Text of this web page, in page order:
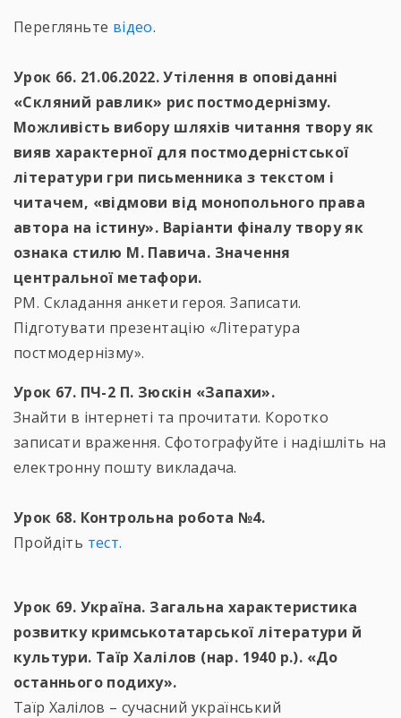
Перегляньте відео.
Урок 66. 21.06.2022. Утілення в оповіданні
«Скляний равлик» рис постмодернізму.
Можливість вибору шляхів читання твору як
вияв характерної для постмодерністської
літератури гри письменника з текстом і
читачем, «відмови від монопольного права
автора на істину». Варіанти фіналу твору як
ознака стилю М. Павича. Значення
центральної метафори.
РМ. Складання анкети героя. Записати.
Підготувати презентацію «Література
постмодернізму».
Урок 67. ПЧ-2 П. Зюскін «Запахи».
Знайти в інтернеті та прочитати. Коротко
записати враження. Сфотографуйте і надішліть на
електронну пошту викладача.
Урок 68. Контрольна робота №4.
Пройдіть тест.
Урок 69. Україна. Загальна характеристика
розвитку кримськотатарської літератури й
культури. Таїр Халілов (нар. 1940 р.). «До
останнього подиху».
Таїр Халілов – сучасний український